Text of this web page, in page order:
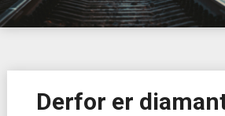
Derfor er